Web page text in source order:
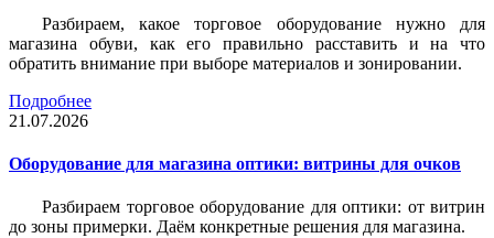
Разбираем, какое торговое оборудование нужно для
магазина обуви, как его правильно расставить и на что
обратить внимание при выборе материалов и зонировании.
Подробнее
21.07.2026
Оборудование для магазина оптики: витрины для очков
Разбираем торговое оборудование для оптики: от витрин
до зоны примерки. Даём конкретные решения для магазина.